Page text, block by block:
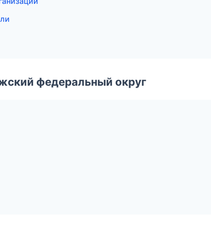
федеральный округ